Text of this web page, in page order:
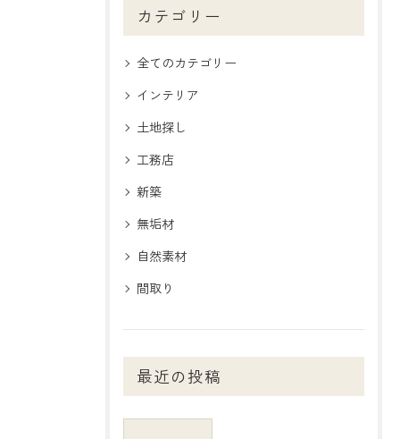
カテゴリー
全てのカテゴリー
インテリア
土地探し
工務店
新築
無垢材
自然素材
間取り
最近の投稿